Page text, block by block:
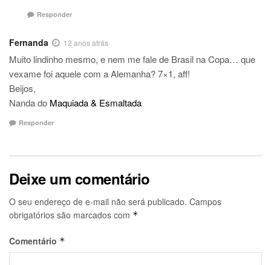
Responder
Fernanda 12 anos atrás
Muito lindinho mesmo, e nem me fale de Brasil na Copa… que
vexame foi aquele com a Alemanha? 7×1, aff!
Beijos,
Nanda do Maquiada & Esmaltada
Responder
Deixe um comentário
O seu endereço de e-mail não será publicado. Campos
obrigatórios são marcados com *
Comentário *